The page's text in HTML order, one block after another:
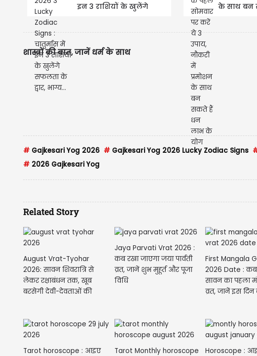
इन 3 राशियों के खुलेंगे
के साथ बन
शास्त्रों की बात, जानें धर्म के साथ
# Gajkesari Yog 2026 # Gajkesari Yog 2026 Lucky Zodiac Signs
# 2026 Gajkesari Yog
Related Story
August Vrat-Tyohar
2026: सावन शिवरात्रि से
लेकर रक्षाबंधन तक, खूब
बरसेगी देवी-देवताओं की
Jaya Parvati Vrat 2026 :
कब रखा जाएगा जया पार्वती
व्रत, जानें शुभ मुहूर्त और पूजा
विधि
First Mangala
2026 Date : कब
सावन का पहला
व्रत, जानें इस दिन
Tarot horoscope : आइए
Tarot Monthly horoscope
Horoscope :